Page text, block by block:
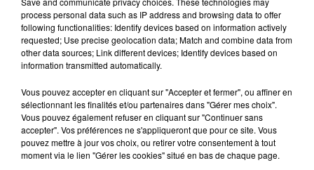
Musique
7 août 2026
Julien Lieb s’essaye à la vie de chatelain
dans son nouveau clip
process personal data such as IP address and browsing data to offer
following functionalities: Identify devices based on information actively
requested; Use precise geolocation data; Match and combine data from
other data sources; Link different devices; Identify devices based on
information transmitted automatically.
Vous pouvez accepter en cliquant sur "Accepter et fermer", ou affiner en
sélectionnant les finalités et/ou partenaires dans "Gérer mes choix".
Vous pouvez également refuser en cliquant sur "Continuer sans
accepter". Vos préférences ne s'appliqueront que pour ce site. Vous
pouvez mettre à jour vos choix, ou retirer votre consentement à tout
moment via le lien "Gérer les cookies" situé en bas de chaque page.